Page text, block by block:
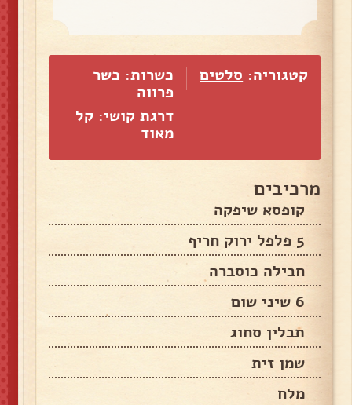
קטגוריה: סלטים
כשרות: כשר
פרווה
דרגת קושי: קל
מאוד
מרכיבים
קופסא שיפקה
5 פלפל ירוק חריף
חבילה כוסברה
6 שיני שום
תבלין סחוג
שמן זית
מלח